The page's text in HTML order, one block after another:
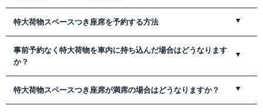
一部車両の最後部座席を「特大荷物スペースつき座席」とします。
特大荷物スペースつき座席を予約する方法
きっぷうりばにて、特大荷物スペースつき座席を事前にご予約のう
えご乗車いただき、車内では指定された置場に荷物を置いていただ
事前予約なく特大荷物を車内に持ち込んだ場合はどうなります
か？
持込手数料(1,000円税込)をいただくとともに、乗務員が指定する箇
特大荷物スペースつき座席が満席の場合はどうなりますか？